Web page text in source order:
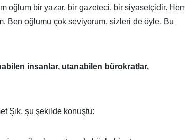
oğlum bir yazar, bir gazeteci, bir siyasetçidir.
Ben oğlumu çok seviyorum, sizleri de öyle. Bu
insanlar, utanabilen bürokratlar,
Şık, şu şekilde konuştu: